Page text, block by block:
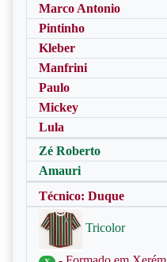
Marco Antonio
Pintinho
Kleber
Manfrini
Paulo
Mickey
Lula
Zé Roberto
Amauri
Técnico: Duque
Tricolor